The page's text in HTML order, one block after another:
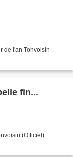
de l'an Tonvoisin
fin...
(Officiel)